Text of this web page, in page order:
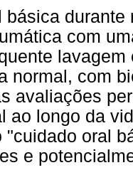
básica
com
normal, com
avaliações
ao longo da
"cuidado oral
e